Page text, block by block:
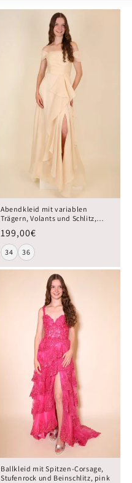
Abendkleid mit variablen
Trägern, Volants und Schlitz,
199,00€
34 36
Ballkleid mit Spitzen-Corsage,
Stufenrock und Beinschlitz, pink